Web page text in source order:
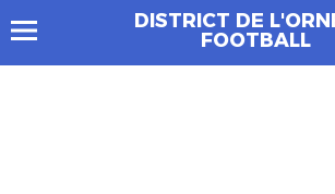
DISTRICT DE
FOOTBALL